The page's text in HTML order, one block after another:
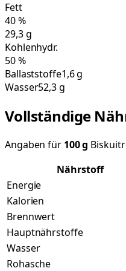
Fett
40%
29,3g
Kohlenhydr.
50%
Ballaststoffe1,6 g
Wasser52,3 g
Vollständige
Angaben für 100g
Nährstoff
Energie
Kalorien
Brennwert
Hauptnährstoffe
Wasser
Rohasche